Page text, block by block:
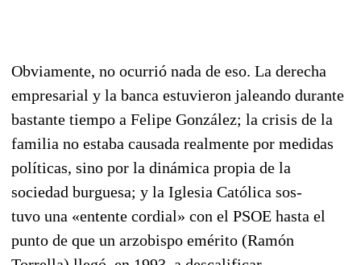
Obviamente, no ocurrió nada de eso. La derecha
empresarial y la banca estuvieron jaleando du­rante
bastante tiempo a Felipe González; la crisis de la
familia no estaba causada realmente por medidas
políticas, sino por la dinámica propia de la
sociedad burguesa; y la Iglesia Católica sos­
tuvo una «entente cordial» con el PSOE hasta el
punto de que un arzobispo emérito (Ramón